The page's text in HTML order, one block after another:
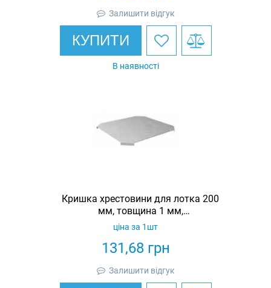
Залишити відгук
КУПИТИ
В наявності
Кришка хрестовини для лотка 200
мм, товщина 1 мм,
гарячеоцинкована, Eurotray
131,68грн
ціна за 1шт
Залишити відгук